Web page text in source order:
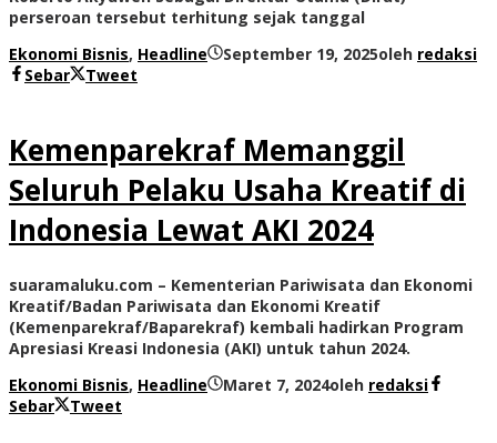
perseroan tersebut terhitung sejak tanggal
Ekonomi Bisnis, Headline September 19, 2025oleh redaksi
Sebar
Tweet
Kemenparekraf Memanggil
Seluruh Pelaku Usaha Kreatif di
Indonesia Lewat AKI 2024
suaramaluku.com – Kementerian Pariwisata dan Ekonomi
Kreatif/Badan Pariwisata dan Ekonomi Kreatif
(Kemenparekraf/Baparekraf) kembali hadirkan Program
Apresiasi Kreasi Indonesia (AKI) untuk tahun 2024.
Ekonomi Bisnis, Headline Maret 7, 2024oleh redaksi
Sebar
Tweet